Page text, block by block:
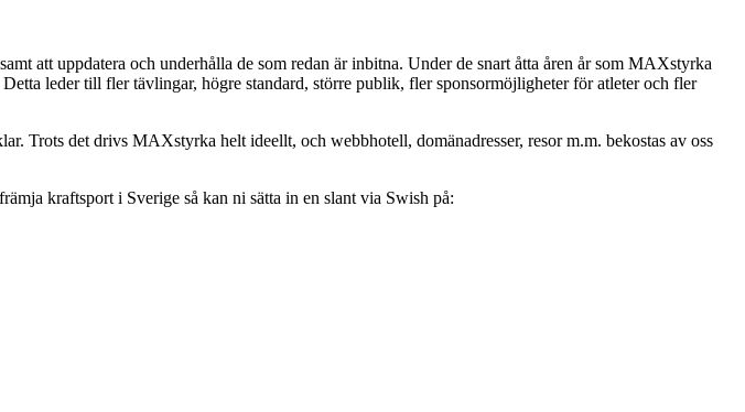
att uppdatera och underhålla de som redan är inbitna. Under de snart åtta åren år som MAXstyrka
leder till fler tävlingar, högre standard, större publik, fler sponsormöjligheter för atleter och fler
Trots det drivs MAXstyrka helt ideellt, och webbhotell, domänadresser, resor m.m. bekostas av oss
kraftsport i Sverige så kan ni sätta in en slant via Swish på: